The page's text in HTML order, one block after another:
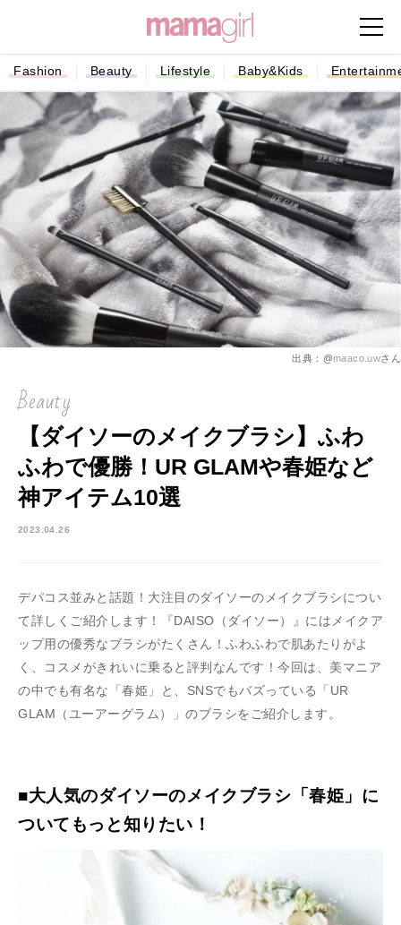
Fashion Beauty Lifestyle Baby&Kids
出典：@maaco.uwさん
Beauty
【ダイソーのメイクブラシ】ふわ
ふわで優勝！UR GLAMや春姫など
神アイテム10選
2023.04.26
デパコス並みと話題！大注目のダイソーのメイクブラシについ
て詳しくご紹介します！『DAISO（ダイソー）』にはメイクア
ップ用の優秀なブラシがたくさん！ふわふわで肌あたりがよ
く、コスメがきれいに乗ると評判なんです！今回は、美マニア
の中でも有名な「春姫」と、SNSでもバズっている「UR
GLAM（ユーアーグラム）」のブラシをご紹介します。
■大人気のダイソーのメイクブラシ「春姫」に
ついてもっと知りたい！